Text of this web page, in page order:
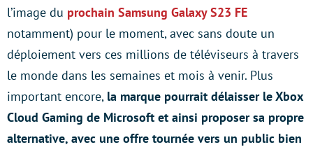
l’image du prochain Samsung Galaxy S23 FE
notamment) pour le moment, avec sans doute un
déploiement vers ces millions de téléviseurs à travers
le monde dans les semaines et mois à venir. Plus
important encore, la marque pourrait délaisser le Xbox
Cloud Gaming de Microsoft et ainsi proposer sa propre
alternative, avec une offre tournée vers un public bien